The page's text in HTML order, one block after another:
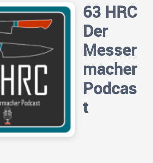
63 HRC
Der
Messer
macher
Podcas
t